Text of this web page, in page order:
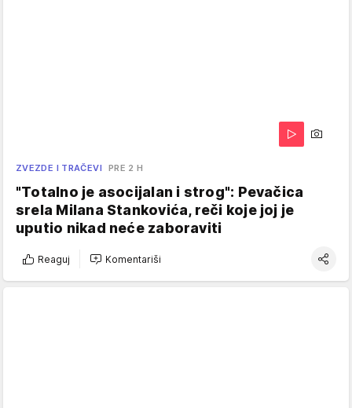
ZVEZDE I TRAČEVI PRE 2 H
"Totalno je asocijalan i strog": Pevačica
srela Milana Stankovića, reči koje joj je
uputio nikad neće zaboraviti
Reaguj Komentariši